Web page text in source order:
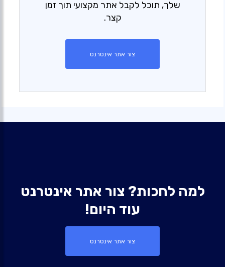
שלך, תוכל לקבל אתר מקצועי תוך זמן
קצר.
צור אתר אינטרנט
למה לחכות? צור אתר אינטרנט
עוד היום!
צור אתר אינטרנט